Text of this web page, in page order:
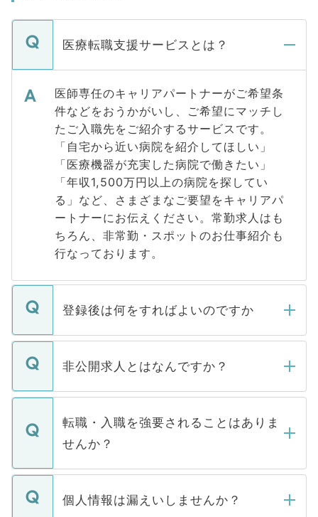
医療転職支援サービスとは？
医師専任のキャリアパートナーがご希望条
件などをおうかがいし、ご希望にマッチし
たご入職先をご紹介するサービスです。
「自宅から近い病院を紹介してほしい」
「医療機器が充実した病院で働きたい」
「年収1,500万円以上の病院を探してい
る」など、さまざまなご要望をキャリアパ
ートナーにお伝えください。常勤求人はも
ちろん、非常勤・スポットのお仕事紹介も
行なっております。
登録後は何をすればよいのですか
ご登録いただきましたら、弊社担当者がご
登録内容を確認し、その後メールもしくは
ます。通常、5営業日以内にはご連絡をせて
いただきますので、しばらくお待ちくださ
い。
非公開求人とはなんですか？
マイナビDOCTORで取り扱っている求人の
うち約3割は、Webサイトからご覧いただ
けない「非公開求人」です。非公開求人は
下記の理由によって、一般には公開してい
ません。
■応募殺到を避けるため 人気のある医療機
転職・入職を強要されることはありま
せんか？
転職・入職を強要することは一切ありませ
ん。また、仮に応募先から内定をいただい
個人情報は漏えいしませんか？